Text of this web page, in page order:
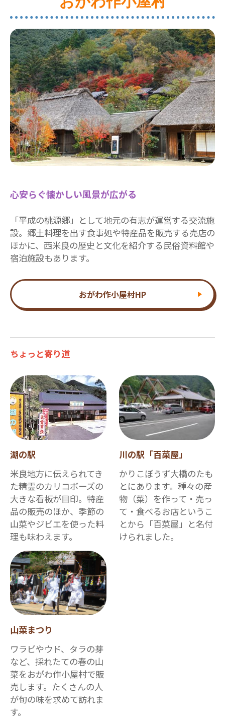
心安らぐ懐かしい風景が広がる
「平成の桃源郷」として地元の有志が運営する交流施
設。郷土料理を出す食事処や特産品を販売する売店の
ほかに、西米良の歴史と文化を紹介する民俗資料館や
宿泊施設もあります。
おがわ作小屋村HP
ちょっと寄り道
湖の駅
米良地方に伝えられてき
た精霊のカリコボーズの
大きな看板が目印。特産
品の販売のほか、季節の
山菜やジビエを使った料
理も味わえます。
川の駅「百菜屋」
かりこぼうず大橋のたも
とにあります。種々の産
物（菜）を作って・売っ
て・食べるお店というこ
とから「百菜屋」と名付
けられました。
山菜まつり
ワラビやウド、タラの芽
など、採れたての春の山
菜をおがわ作小屋村で販
売します。たくさんの人
が旬の味を求めて訪れま
す。